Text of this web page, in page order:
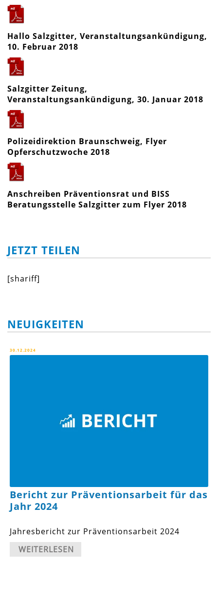
Hallo Salzgitter, Veranstaltungsankündigung,
10. Februar 2018
Salzgitter Zeitung,
Veranstaltungsankündigung, 30. Januar 2018
Polizeidirektion Braunschweig, Flyer
Opferschutzwoche 2018
Anschreiben Präventionsrat und BISS
Beratungsstelle Salzgitter zum Flyer 2018
JETZT TEILEN
[shariff]
NEUIGKEITEN
30.12.2024
Bericht zur Präventionsarbeit für das
Jahr 2024
Jahresbericht zur Präventionsarbeit 2024
WEITERLESEN